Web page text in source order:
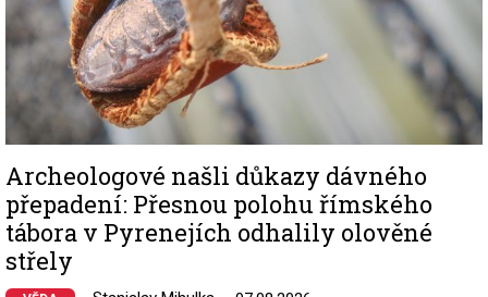
Archeologové našli důkazy dávného
přepadení: Přesnou polohu římského
tábora v Pyrenejích odhalily olověné
střely